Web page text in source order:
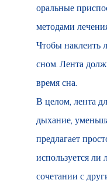
оральные
методами
Чтобы наклеить
сном. Лента
время сна.
В целом, лента
дыхание,
предлагает
используется ли
сочетании с